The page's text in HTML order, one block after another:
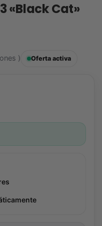
3 «Black Cat»
) Oferta activa